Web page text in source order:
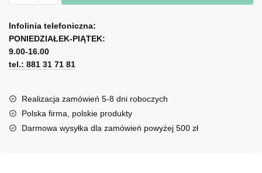
z
motywem
flaminga
i
l
t
e
r
a
t
i
Infolinia telefoniczna:
PONIEDZIAŁEK-PIĄTEK:
9.00-16.00
tel.: 881 31 71 81
Realizacja zamówień 5-8 dni roboczych
Polska firma, polskie produkty
Darmowa wysyłka dla zamówień powyżej 500 zł